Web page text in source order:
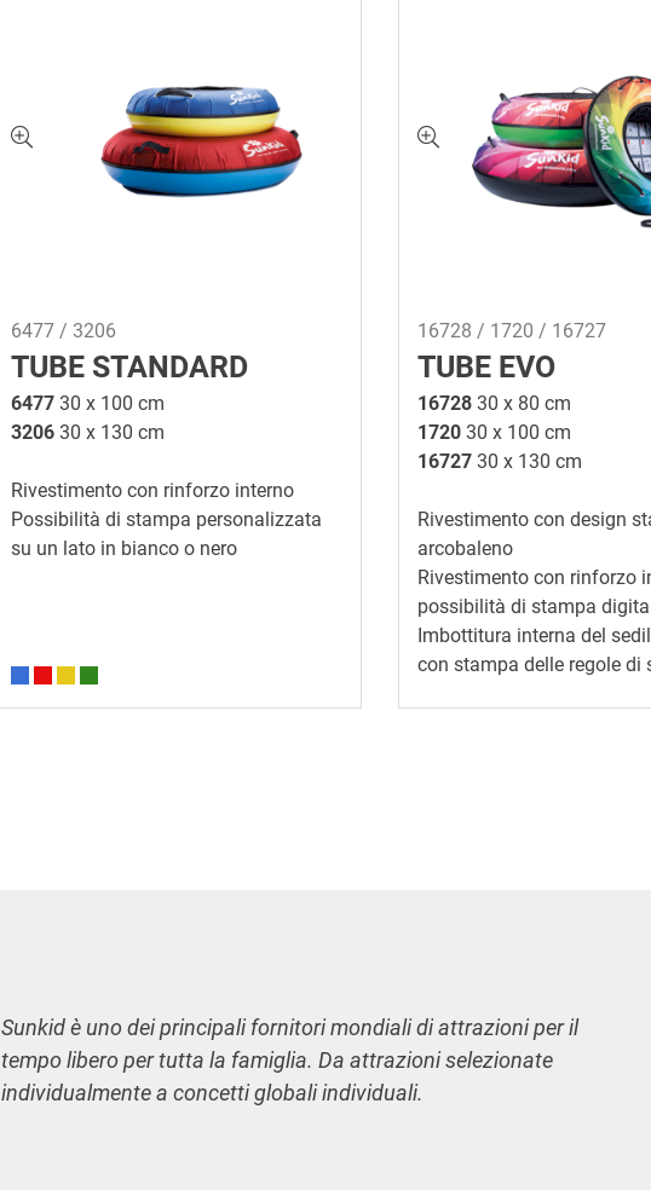
6477 / 3206
TUBE STANDARD
6477 30 x 100 cm
3206 30 x 130 cm
Rivestimento con rinforzo interno
Possibilità di stampa personalizzata
su un lato in bianco o nero
16728 / 1720 / 16727
TUBE EVO
16728 30 x 80 cm
1720 30 x 100 cm
16727 30 x 130 cm
Rivestimento con design
arcobaleno
Rivestimento con rinforzo
possibilità di stampa
Imbottitura interna del
con stampa delle regole di
Sunkid è uno dei principali fornitori mondiali di attrazioni per il
tempo libero per tutta la famiglia. Da attrazioni selezionate
individualmente a concetti globali individuali.